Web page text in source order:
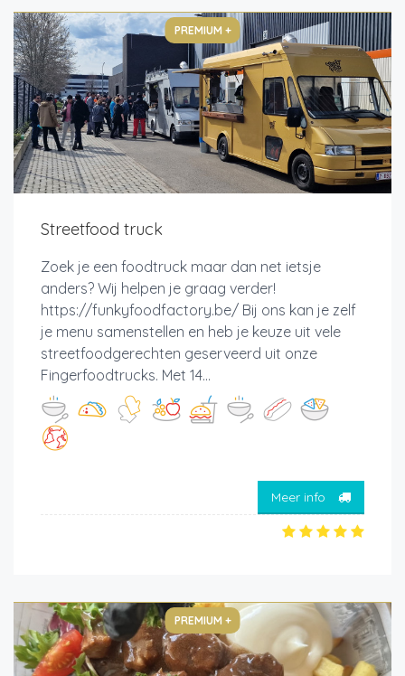
PREMIUM +
Streetfood truck
Zoek je een foodtruck maar dan net ietsje
anders? Wij helpen je graag verder!
https://funkyfoodfactory.be/ Bij ons kan je zelf
je menu samenstellen en heb je keuze uit vele
streetfoodgerechten geserveerd uit onze
Fingerfoodtrucks. Met 14...
Meer info
PREMIUM +